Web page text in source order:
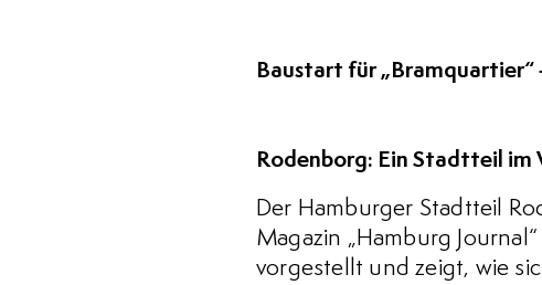
Baustart für
Rodenborg: Ein Stadtteil im
Der Hamburger Stadtteil
Magazin „Hamburg
vorgestellt und zeigt, wie